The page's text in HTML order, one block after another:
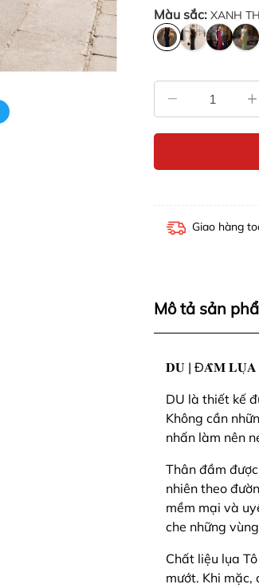
Màu sắc: XANH
Giao hàng
Mô tả sản
𝐃𝐔 | Đ𝐀̂̀𝐌
DU là thiết kế
Không cần
nhấn làm nên
Thân đầm
nhiên theo
mềm mại và
che những
Chất liệu lụa
mướt. Khi mặc,